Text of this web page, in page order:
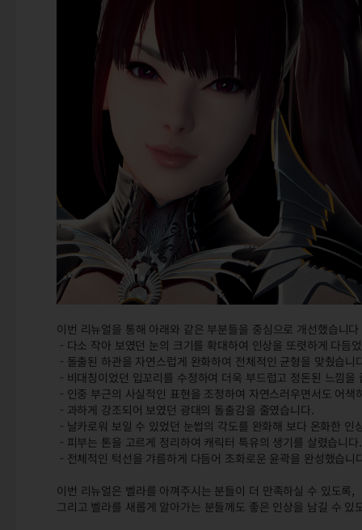
이번 리뉴얼을 통해 아래와 같은 부분들을 중심으로 개선했습니다
- 다소 작아 보였던 눈의 크기를 확대하여 인상을 또렷하게 다듬
- 돌출된 하관을 자연스럽게 완화하여 전체적인 균형을 맞췄습니
- 비대칭이었던 입꼬리를 수정하여 더욱 부드럽고 정돈된 느낌을
- 인중 부근의 사실적인 표현을 조정하여 자연스러우면서도 어색
- 과하게 강조되어 보였던 광대의 돌출감을 줄였습니다.
- 날카로워 보일 수 있었던 눈썹의 각도를 완화해 보다 온화한 인
- 피부는 톤을 고르게 정리하여 캐릭터 특유의 생기를 살렸습니다.
- 전체적인 턱선을 갸름하게 다듬어 조화로운 윤곽을 완성했습니
이번 리뉴얼은 벨라를 아껴주시는 분들이 더 만족하실 수 있도록,
그리고 벨라를 새롭게 알아가는 분들께도 좋은 인상을 남길 수